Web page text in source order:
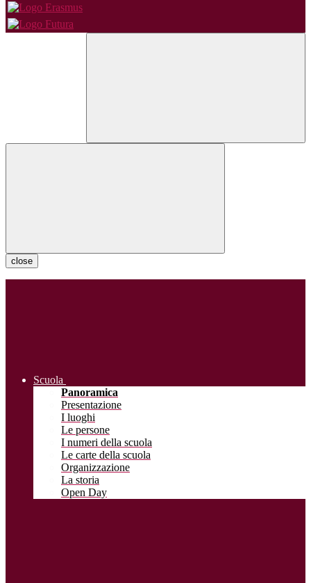
close
Scuola
Panoramica
Presentazione
I luoghi
Le persone
I numeri della scuola
Le carte della scuola
Organizzazione
La storia
Open Day